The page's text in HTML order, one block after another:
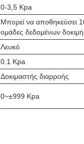
0-3,5 Kpa
Μπορεί να αποθηκεύσει
ομάδες δεδομένων
Λευκό
0.1 Kpa
Δοκιμαστής διαρροής
0~±999 Kpa